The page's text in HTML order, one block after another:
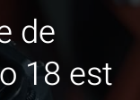
de
18 est